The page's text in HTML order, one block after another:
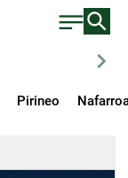
chevron_right
Pirineo